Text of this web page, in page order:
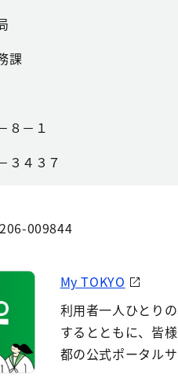
課
８－１
３４３７
009844
My TOKYO
利用者一人ひとり
するとともに、皆
都の公式ポータルサ